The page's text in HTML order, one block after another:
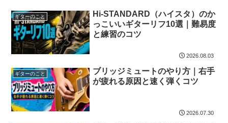
ギターのこと
Hi-STANDARD（ハイスタ）のか
っこいいギターリフ10選｜難易度
と練習のコツ
2026.08.03
ギターのこと
ブリッジミュートのやり方｜右手
が疲れる原因と速く弾くコツ
2026.07.30